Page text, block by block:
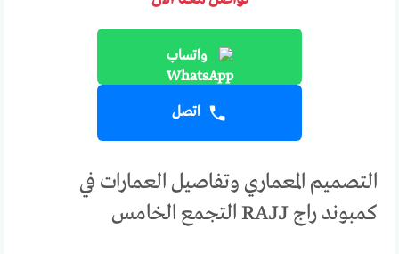
واتساب
اتصل
التصميم المعماري وتفاصيل العمارات في
كمبوند راج RAJJ التجمع الخامس